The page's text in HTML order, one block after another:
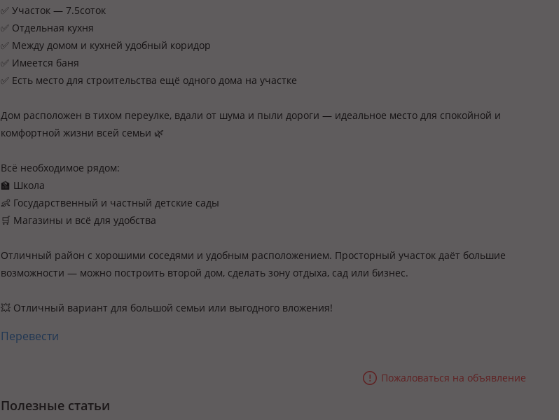
✅ Участок — 7.5соток
✅ Отдельная кухня
✅ Между домом и кухней удобный коридор
✅ Имеется баня
✅ Есть место для строительства ещё одного дома на участке
Дом расположен в тихом переулке, вдали от шума и пыли дороги — идеальное место для спокойной и
комфортной жизни всей семьи 🌿
Всё необходимое рядом:
🏫 Школа
👶 Государственный и частный детские сады
🛒 Магазины и всё для удобства
Отличный район с хорошими соседями и удобным расположением. Просторный участок даёт большие
возможности — можно построить второй дом, сделать зону отдыха, сад или бизнес.
💥 Отличный вариант для большой семьи или выгодного вложения!
Перевести
Пожаловаться на объявление
Полезные статьи